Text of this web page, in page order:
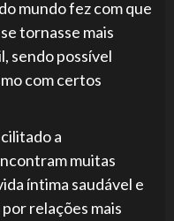
mundo fez com que
tornasse mais
sendo possível
com certos
a
muitas
íntima saudável e
relações mais